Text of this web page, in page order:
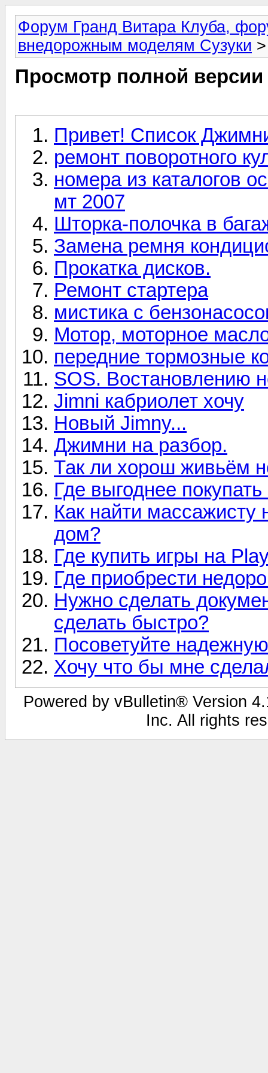
Форум Гранд Витара Клуба,
внедорожным моделям Сузуки
Просмотр полной
Привет! Список
ремонт поворотного
номера из каталогов
мт 2007
Шторка-полочка в
Замена ремня
Прокатка дисков.
Ремонт стартера
мистика с
Мотор, моторное
передние тормозные
SOS. Востановлению
Jimni кабриолет хочу
Новый Jimny...
Джимни на разбор.
Так ли хорош живьём
Где выгоднее
Как найти
дом?
Где купить игры на
Где приобрести
Нужно сделать
сделать быстро?
Посоветуйте
Хочу что бы мне
Powered by vBulletin® Version
Inc. All rights